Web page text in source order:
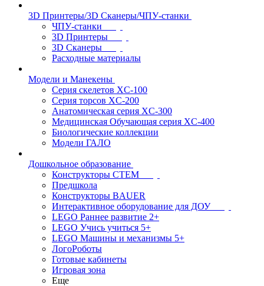
3D Принтеры/3D Сканеры/ЧПУ-станки
ЧПУ-станки
3D Принтеры
3D Сканеры
Расходные материалы
Модели и Манекены
Серия скелетов XC-100
Серия торсов XC-200
Анатомическая серия XC-300
Медицинская Обучающая серия XC-400
Биологические коллекции
Модели ГАЛО
Дошкольное образование
Конструкторы СТЕМ
Предшкола
Конструкторы BAUER
Интерактивное оборудование для ДОУ
LEGO Раннее развитие 2+
LEGO Учись учиться 5+
LEGO Машины и механизмы 5+
ЛогоРоботы
Готовые кабинеты
Игровая зона
Еще